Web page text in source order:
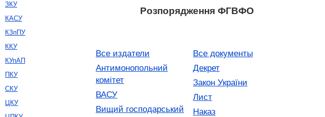
Розпорядження ФГВФО
Все издатели
Антимонопольний
комітет
ВАСУ
Вищий господарський
Все документы
Декрет
Закон України
Лист
Наказ
ЗКУ
КАСУ
КЗпПУ
ККУ
КУпАП
ПКУ
СКУ
ЦКУ